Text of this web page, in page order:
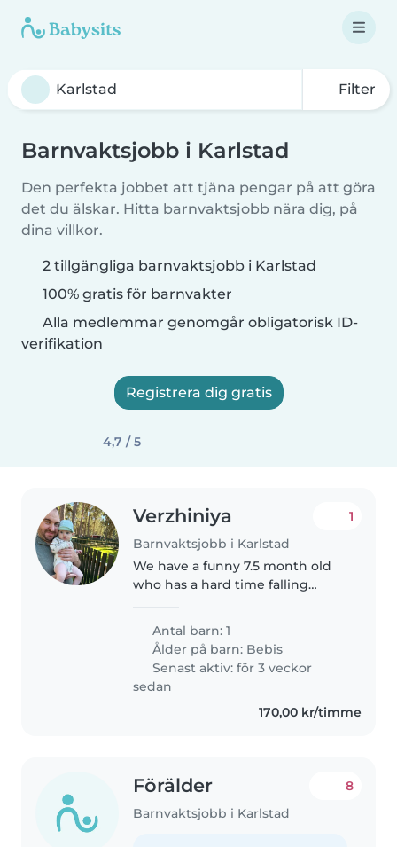
Filter
Barnvaktsjobb i Karlstad
Den perfekta jobbet att tjäna pengar på att göra
det du älskar. Hitta barnvaktsjobb nära dig, på
dina villkor.
2 tillgängliga barnvaktsjobb i Karlstad
100% gratis för barnvakter
Alla medlemmar genomgår obligatorisk ID-
verifikation
Registrera dig gratis
4,7 / 5
Verzhiniya
Barnvaktsjobb i Karlstad
1
We have a funny 7.5 month old
who has a hard time falling
likes to play and explore.
Antal barn: 1
Ålder på barn: Bebis
Senast aktiv: för 3 veckor
sedan
170,00 kr/timme
Förälder
Barnvaktsjobb i Karlstad
8